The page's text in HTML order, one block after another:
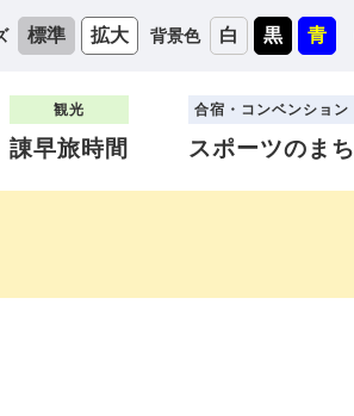
標準 拡大 背景色 白 黒 青
観光
諌早旅時間
合宿・コンベンション
スポーツのまち